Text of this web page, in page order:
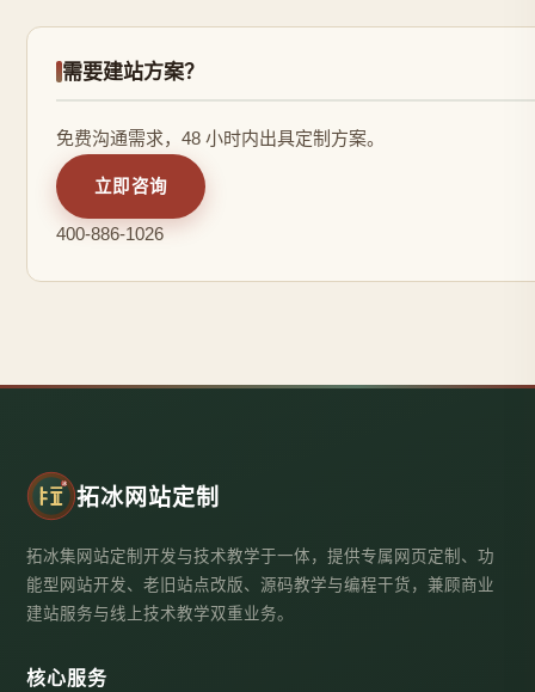
需要建站方案？
免费沟通需求，48 小时内出具定制方案。
立即咨询
400-886-1026
拓冰网站定制
拓冰集网站定制开发与技术教学于一体，提供专属网页定制、功
能型网站开发、老旧站点改版、源码教学与编程干货，兼顾商业
建站服务与线上技术教学双重业务。
核心服务